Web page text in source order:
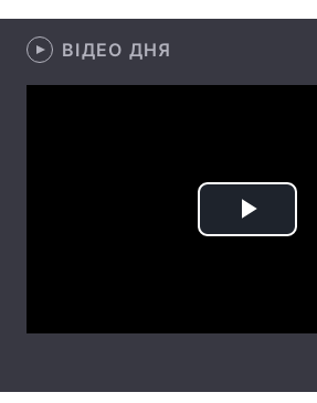
Вакансії
ВІДЕО ДНЯ
Play